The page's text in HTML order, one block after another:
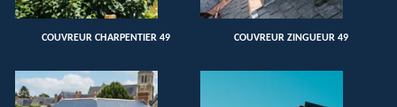
COUVREUR CHARPENTIER 49 COUVREUR ZINGUEUR 49